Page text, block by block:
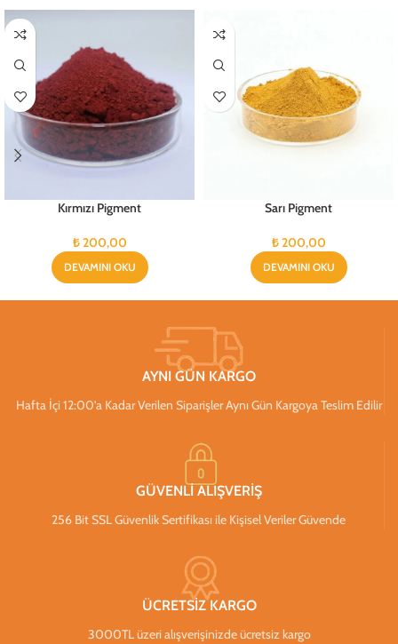
Kırmızı Pigment
₺200,00
DEVAMINI OKU
Sarı Pigment
₺200,00
DEVAMINI OKU
AYNI GÜN KARGO
Hafta İçi 12:00’a Kadar Verilen Siparişler Aynı Gün Kargoya Teslim Edilir
GÜVENLİ ALIŞVERİŞ
256 Bit SSL Güvenlik Sertifikası ile Kişisel Veriler Güvende
ÜCRETSİZ KARGO
3000TL üzeri alışverişinizde ücretsiz kargo